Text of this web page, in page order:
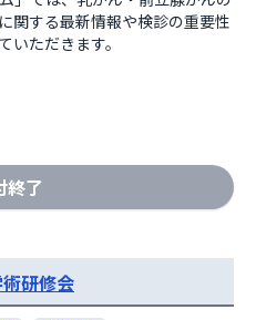
関する最新情報や検診の重要性
いただきます。
終了
研修会